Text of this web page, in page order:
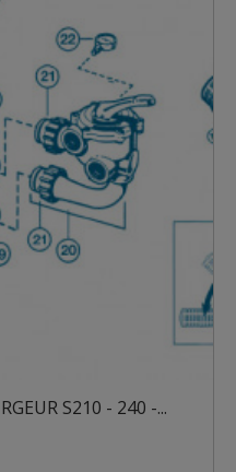
S210 - 240 -...